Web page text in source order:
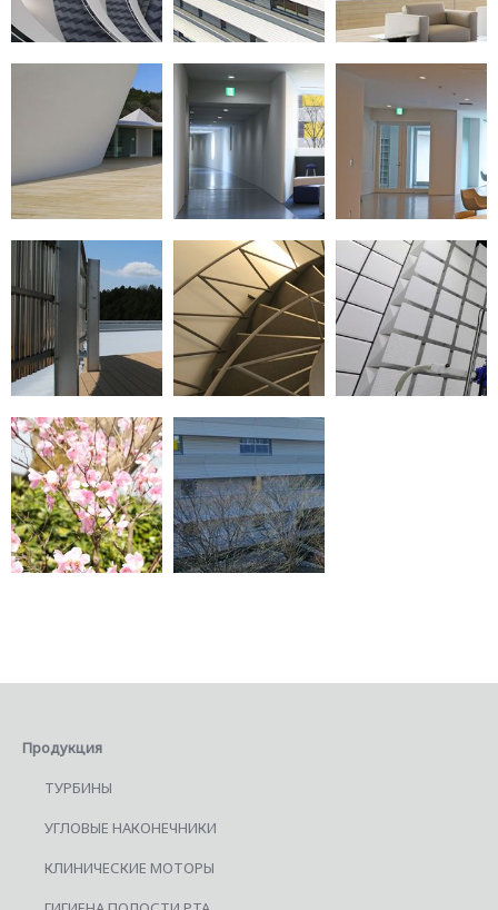
Продукция
ТУРБИНЫ
УГЛОВЫЕ НАКОНЕЧНИКИ
КЛИНИЧЕСКИЕ МОТОРЫ